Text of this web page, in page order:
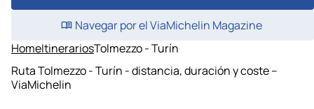
Navegar por el ViaMichelin Magazine
HomeItinerariosTolmezzo - Turín
Ruta Tolmezzo - Turín - distancia, duración y coste –
ViaMichelin